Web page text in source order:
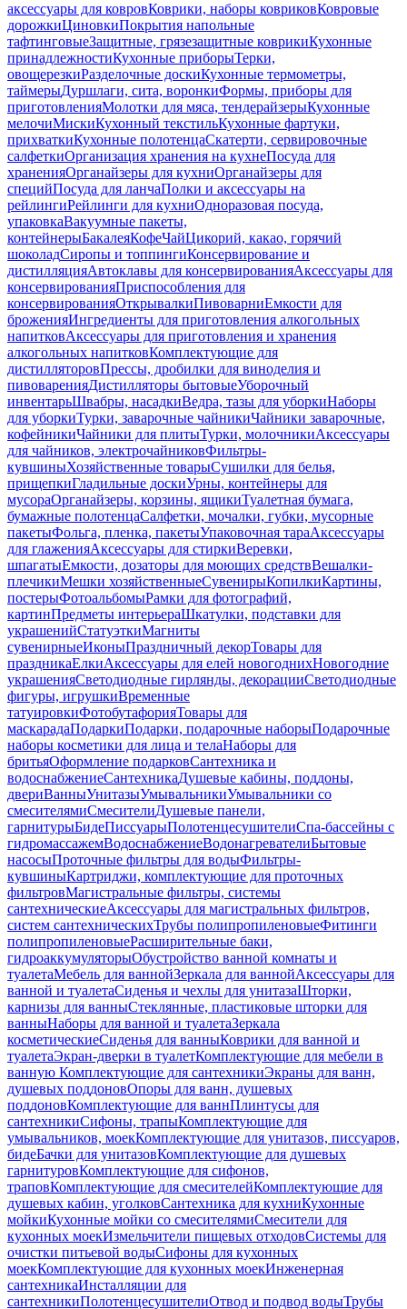
аксессуары для ковровКоврики, наборы ковриковКовровые
дорожкиЦиновкиПокрытия напольные
тафтинговыеЗащитные, грязезащитные коврикиКухонные
принадлежностиКухонные приборыТерки,
овощерезкиРазделочные доскиКухонные термометры,
таймерыДуршлаги, сита, воронкиФормы, приборы для
приготовленияМолотки для мяса, тендерайзерыКухонные
мелочиМискиКухонный текстильКухонные фартуки,
прихваткиКухонные полотенцаСкатерти, сервировочные
салфеткиОрганизация хранения на кухнеПосуда для
храненияОрганайзеры для кухниОрганайзеры для
специйПосуда для ланчаПолки и аксессуары на
рейлингиРейлинги для кухниОдноразовая посуда,
упаковкаВакуумные пакеты,
контейнерыБакалеяКофеЧайЦикорий, какао, горячий
шоколадСиропы и топпингиКонсервирование и
дистилляцияАвтоклавы для консервированияАксессуары для
консервированияПриспособления для
консервированияОткрывалкиПивоварниЕмкости для
броженияИнгредиенты для приготовления алкогольных
напитковАксессуары для приготовления и хранения
алкогольных напитковКомплектующие для
дистилляторовПрессы, дробилки для виноделия и
пивоваренияДистилляторы бытовыеУборочный
инвентарьШвабры, насадкиВедра, тазы для уборкиНаборы
для уборкиТурки, заварочные чайникиЧайники заварочные,
кофейникиЧайники для плитыТурки, молочникиАксессуары
для чайников, электрочайниковФильтры-
кувшиныХозяйственные товарыСушилки для белья,
прищепкиГладильные доскиУрны, контейнеры для
мусораОрганайзеры, корзины, ящикиТуалетная бумага,
бумажные полотенцаСалфетки, мочалки, губки, мусорные
пакетыФольга, пленка, пакетыУпаковочная тараАксессуары
для глаженияАксессуары для стиркиВеревки,
шпагатыЕмкости, дозаторы для моющих средствВешалки-
плечикиМешки хозяйственныеСувенирыКопилкиКартины,
постерыФотоальбомыРамки для фотографий,
картинПредметы интерьераШкатулки, подставки для
украшенийСтатуэткиМагниты
сувенирныеИконыПраздничный декорТовары для
праздникаЕлкиАксессуары для елей новогоднихНовогодние
украшенияСветодиодные гирлянды, декорацииСветодиодные
фигуры, игрушкиВременные
татуировкиФотобутафорияТовары для
маскарадаПодаркиПодарки, подарочные наборыПодарочные
наборы косметики для лица и телаНаборы для
бритьяОформление подарковСантехника и
водоснабжениеСантехникаДушевые кабины, поддоны,
двериВанныУнитазыУмывальникиУмывальники со
смесителямиСмесителиДушевые панели,
гарнитурыБидеПиссуарыПолотенцесушителиСпа-бассейны с
гидромассажемВодоснабжениеВодонагревателиБытовые
насосыПроточные фильтры для водыФильтры-
кувшиныКартриджи, комплектующие для проточных
фильтровМагистральные фильтры, системы
сантехническиеАксессуары для магистральных фильтров,
систем сантехническихТрубы полипропиленовыеФитинги
полипропиленовыеРасширительные баки,
гидроаккумуляторыОбустройство ванной комнаты и
туалетаМебель для ваннойЗеркала для ваннойАксессуары для
ванной и туалетаСиденья и чехлы для унитазаШторки,
карнизы для ванныСтеклянные, пластиковые шторки для
ванныНаборы для ванной и туалетаЗеркала
косметическиеСиденья для ванныКоврики для ванной и
туалетаЭкран-дверки в туалетКомплектующие для мебели в
ванную Комплектующие для сантехникиЭкраны для ванн,
душевых поддоновОпоры для ванн, душевых
поддоновКомплектующие для ваннПлинтусы для
сантехникиСифоны, трапыКомплектующие для
умывальников, моекКомплектующие для унитазов, писсуаров,
бидеБачки для унитазовКомплектующие для душевых
гарнитуровКомплектующие для сифонов,
траповКомплектующие для смесителейКомплектующие для
душевых кабин, уголковСантехника для кухниКухонные
мойкиКухонные мойки со смесителямиСмесители для
кухонных моекИзмельчители пищевых отходовСистемы для
очистки питьевой водыСифоны для кухонных
моекКомплектующие для кухонных моекИнженерная
сантехникаИнсталляции для
сантехникиПолотенцесушителиОтвод и подвод водыТрубы